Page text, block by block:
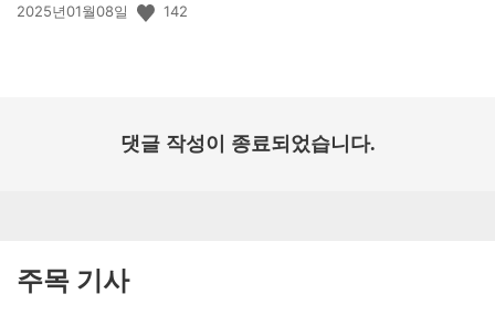
공
2025년01월08일 142
댓글 작성이 종료되었습니다.
주목 기사